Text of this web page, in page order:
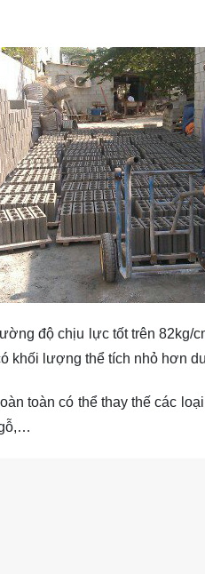
độ chịu lực tốt trên 82kg/
khối lượng thể tích nhỏ hơn
toàn có thể thay thế các